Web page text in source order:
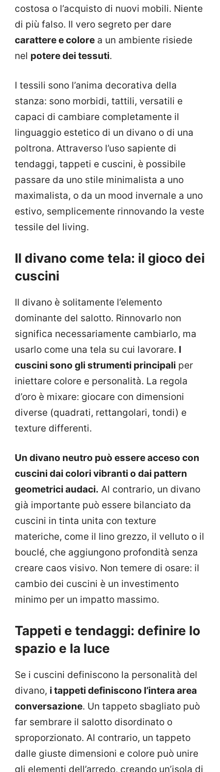
costosa o l’acquisto di nuovi mobili. Niente
di più falso. Il vero segreto per dare
carattere e colore a un ambiente risiede
nel potere dei tessuti.
I tessili sono l’anima decorativa della
stanza: sono morbidi, tattili, versatili e
capaci di cambiare completamente il
linguaggio estetico di un divano o di una
poltrona. Attraverso l’uso sapiente di
tendaggi, tappeti e cuscini, è possibile
passare da uno stile minimalista a uno
maximalista, o da un mood invernale a uno
estivo, semplicemente rinnovando la veste
tessile del living.
Il divano come tela: il gioco dei
cuscini
Il divano è solitamente l’elemento
dominante del salotto. Rinnovarlo non
significa necessariamente cambiarlo, ma
usarlo come una tela su cui lavorare. I
cuscini sono gli strumenti principali per
iniettare colore e personalità. La regola
d’oro è mixare: giocare con dimensioni
diverse (quadrati, rettangolari, tondi) e
texture differenti.
Un divano neutro può essere acceso con
cuscini dai colori vibranti o dai pattern
geometrici audaci. Al contrario, un divano
già importante può essere bilanciato da
cuscini in tinta unita con texture
materiche, come il lino grezzo, il velluto o il
bouclé, che aggiungono profondità senza
creare caos visivo. Non temere di osare: il
cambio dei cuscini è un investimento
minimo per un impatto massimo.
Tappeti e tendaggi: definire lo
spazio e la luce
Se i cuscini definiscono la personalità del
divano, i tappeti definiscono l’intera area
conversazione. Un tappeto sbagliato può
far sembrare il salotto disordinato o
sproporzionato. Al contrario, un tappeto
dalle giuste dimensioni e colore può unire
gli elementi dell’arredo, creando un’isola di